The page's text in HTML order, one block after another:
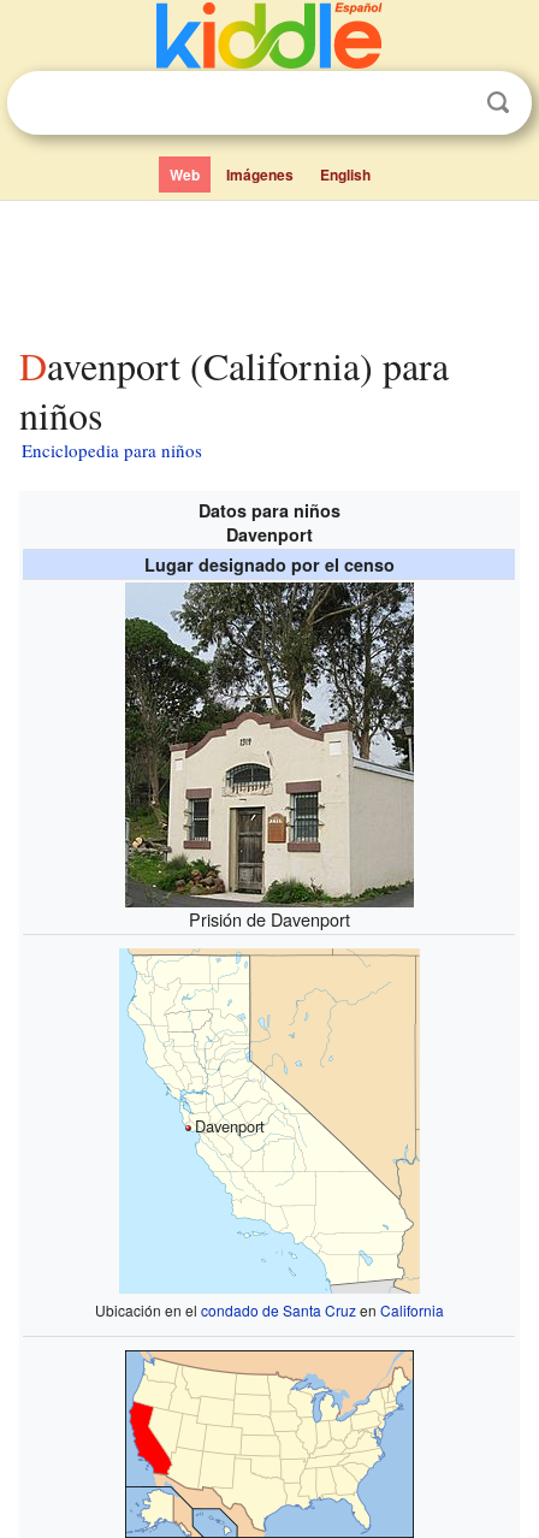
Web Imágenes English
Davenport (California) para
niños
Enciclopedia para niños
Datos para niños
Davenport
Lugar designado por el censo
Prisión de Davenport
Davenport
Ubicación en el condado de Santa Cruzen California